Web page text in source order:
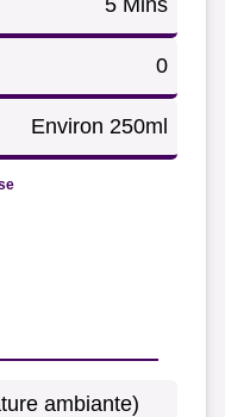
5 Mins
0
Environ 250ml
ambiante)